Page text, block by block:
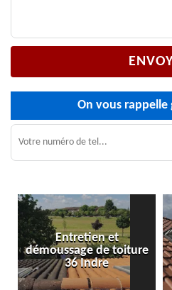
On vous
Entretien et
démoussage de toiture
36 Indre